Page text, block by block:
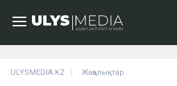
ULYSMEDIA.KZ Жаңалықтар